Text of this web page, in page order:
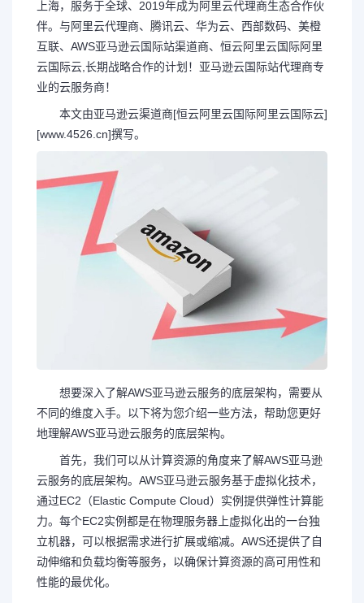
上海，服务于全球、2019年成为阿里云代理商生态合作伙
伴。与阿里云代理商、腾讯云、华为云、西部数码、美橙
互联、AWS亚马逊云国际站渠道商、恒云阿里云国际阿里
云国际云,长期战略合作的计划！亚马逊云国际站代理商专
业的云服务商！
本文由亚马逊云渠道商[恒云阿里云国际阿里云国际云]
[www.4526.cn]撰写。
想要深入了解AWS亚马逊云服务的底层架构，需要从
不同的维度入手。以下将为您介绍一些方法，帮助您更好
地理解AWS亚马逊云服务的底层架构。
首先，我们可以从计算资源的角度来了解AWS亚马逊
云服务的底层架构。AWS亚马逊云服务基于虚拟化技术，
通过EC2（Elastic Compute Cloud）实例提供弹性计算能
力。每个EC2实例都是在物理服务器上虚拟化出的一台独
立机器，可以根据需求进行扩展或缩减。AWS还提供了自
动伸缩和负载均衡等服务，以确保计算资源的高可用性和
性能的最优化。